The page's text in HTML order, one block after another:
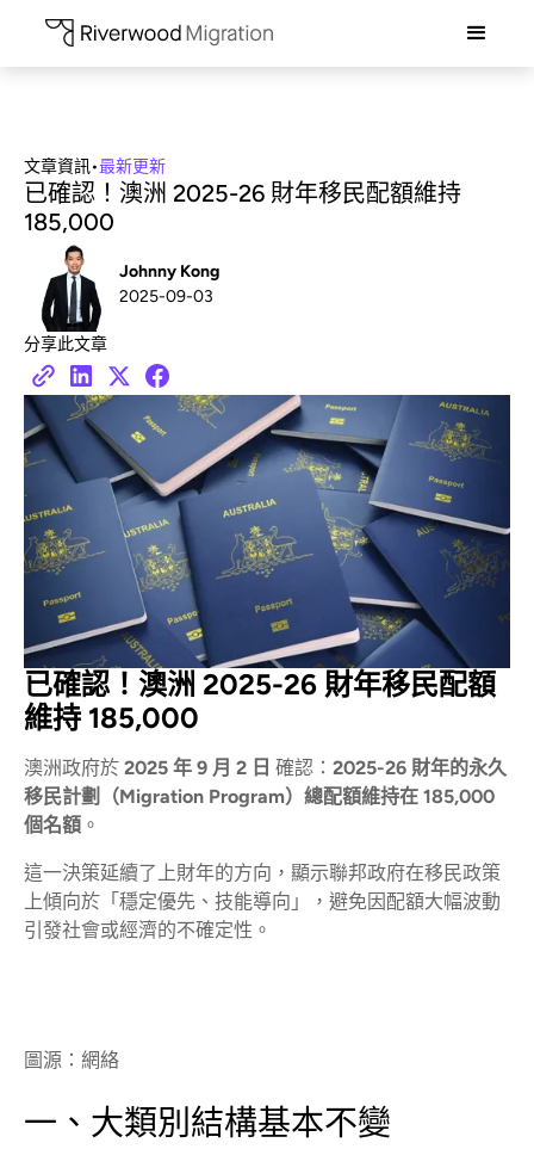
文章資訊•最新更新
已確認！澳洲 2025-26 財年移民配額維持
185,000
Johnny Kong
2025-09-03
分享此文章
已確認！澳洲 2025-26 財年移民配額
維持 185,000
澳洲政府於 2025 年 9 月 2 日 確認： 2025-26 財年的永久
移民計劃（Migration Program）總配額維持在 185,000
個名額 。
這一決策延續了上財年的方向，顯示聯邦政府在移民政策
上傾向於「穩定優先、技能導向」，避免因配額大幅波動
引發社會或經濟的不確定性。
圖源：網絡
一、大類別結構基本不變